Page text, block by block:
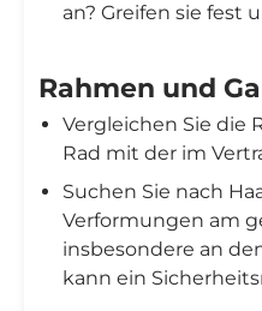
an? Greifen sie fest
Rahmen und
Vergleichen Sie die
Rad mit der im
Suchen Sie nach
Verformungen am
insbesondere an
kann ein